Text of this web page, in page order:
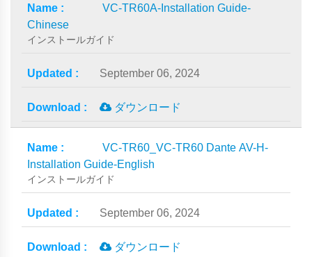
VC-TR60A-Installation Guide-
Chinese
インストールガイド
September 06, 2024
ダウンロード
VC-TR60_VC-TR60 Dante AV-H-
Installation Guide-English
インストールガイド
September 06, 2024
ダウンロード